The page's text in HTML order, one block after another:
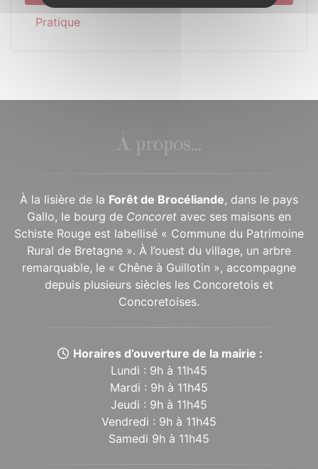
Pratique
À propos...
À la lisière de la Forêt de Brocéliande, dans le pays
Gallo, le bourg de Concoret avec ses maisons en
Schiste Rouge est labellisé « Commune du Patrimoine
Rural de Bretagne ». À l’ouest du village, un arbre
remarquable, le « Chêne à Guillotin », accompagne
depuis plusieurs siècles les Concoretois et
Concoretoises.
Horaires d’ouverture de la mairie :
Lundi : 9h à 11h45
Mardi : 9h à 11h45
Jeudi : 9h à 11h45
Vendredi : 9h à 11h45
Samedi 9h à 11h45